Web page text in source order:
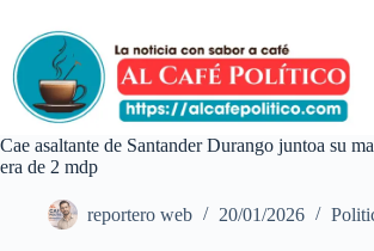
contenido
Cae asaltante de Santander Durango juntoa su
era de 2 mdp
reportero web 20/01/2026